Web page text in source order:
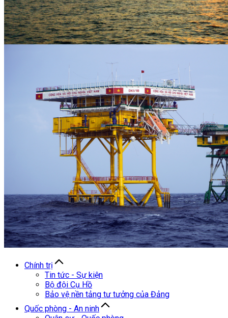
Chính trị
Tin tức - Sự kiện
Bộ đội Cụ Hồ
Bảo vệ nền tảng tư tưởng của Đảng
Quốc phòng - An ninh